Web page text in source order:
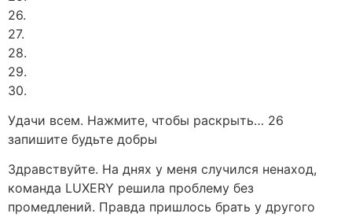
26.
27.
28.
29.
30.
Удачи всем. Нажмите, чтобы раскрыть… 26
запишите будьте добры
Здравствуйте. На днях у меня случился ненаход,
команда LUXERY решила проблему без
промедлений. Правда пришлось брать у другого